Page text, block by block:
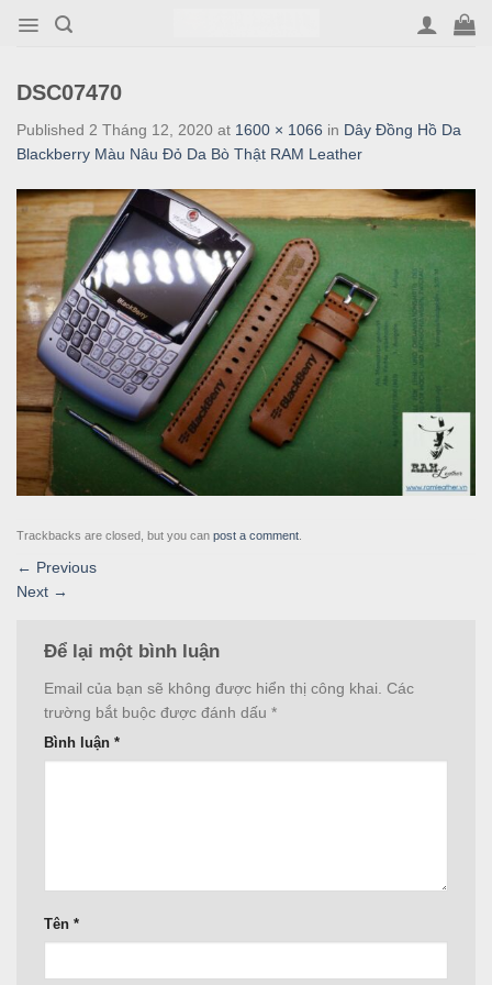
DSC07470
Published 2 Tháng 12, 2020 at 1600 × 1066 in Dây Đồng Hồ Da
Blackberry Màu Nâu Đỏ Da Bò Thật RAM Leather
Trackbacks are closed, but you can post a comment
← Previous
Next →
Để lại một bình luận
Email của bạn sẽ không được hiển thị công khai. Các
trường bắt buộc được đánh dấu *
Bình luận *
Tên *